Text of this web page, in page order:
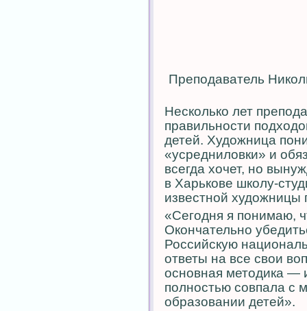
Преподаватель
Несколько лет
правильности
детей. Художница
«усредниловки» и
всегда хочет, но
в Харькове школу-
известной художницы
«Сегодня я понимаю,
Окончательно
Российскую
ответы на все свои
основная методика —
полностью совпала с
образовании детей».